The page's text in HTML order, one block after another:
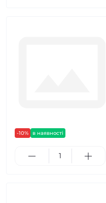
-10% в наявності